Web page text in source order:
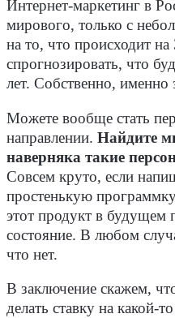
Интернет-маркетинг в
мирового, только с
на то, что происходит
спрогнозировать, что
лет. Собственно, именно
Можете вообще стать
направлении. Найдите
наверняка такие
Совсем круто, если
простенькую
этот продукт в будущем
состояние. В любом
что нет.
В заключение скажем,
делать ставку на какой-